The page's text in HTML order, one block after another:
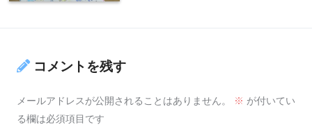
コメントを残す
メールアドレスが公開されることはありません。 ※ が付いてい
る欄は必須項目です